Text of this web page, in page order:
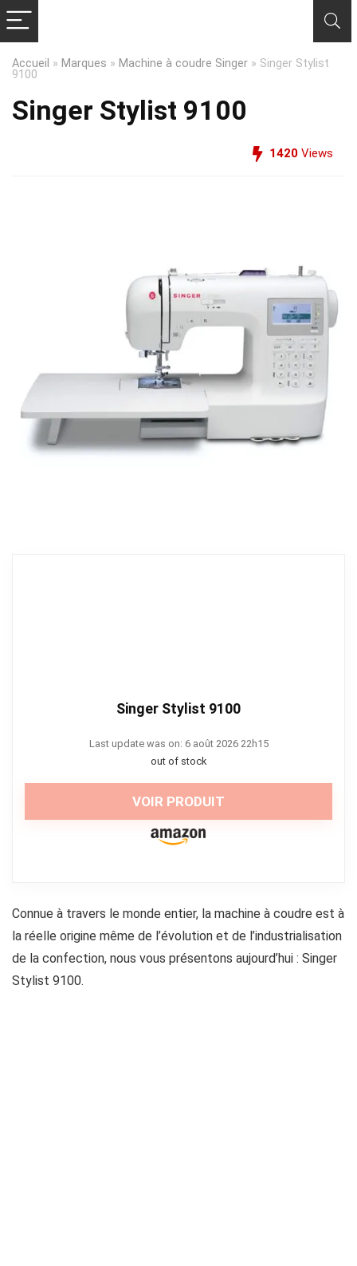
Accueil » Marques » Machine à coudre Singer » Singer Stylist
9100
Singer Stylist 9100
1420 Views
Singer Stylist 9100
Last update was on: 6 août 2026 22h15
out of stock
VOIR PRODUIT
Connue à travers le monde entier, la machine à coudre est à
la réelle origine même de l’évolution et de l’industrialisation
de la confection, nous vous présentons aujourd’hui : Singer
Stylist 9100.